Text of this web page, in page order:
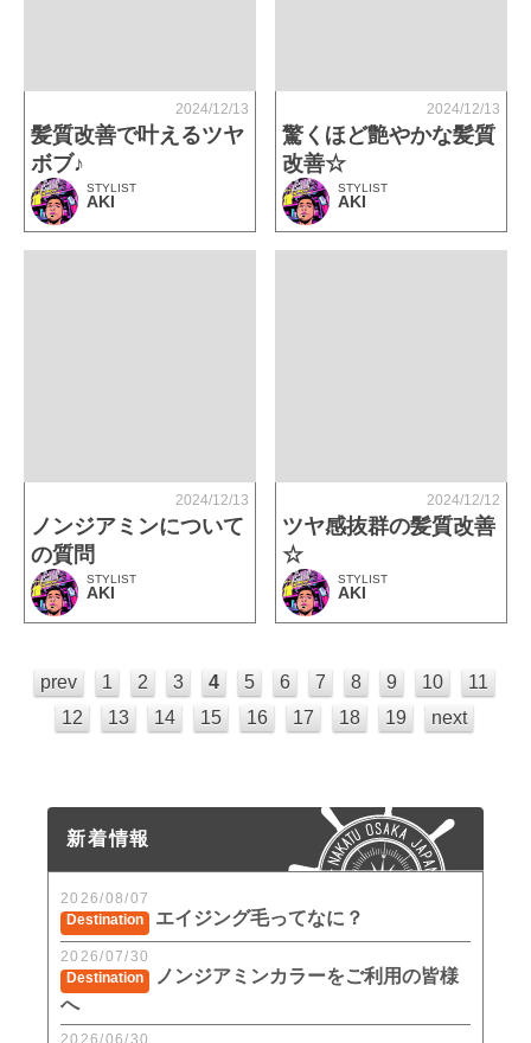
2024/12/13
髪質改善で叶えるツヤ
ボブ♪
STYLIST
AKI
2024/12/13
驚くほど艶やかな髪質
改善☆
STYLIST
AKI
2024/12/13
ノンジアミンについて
の質問
STYLIST
AKI
2024/12/12
ツヤ感抜群の髪質改善
☆
STYLIST
AKI
prev 1 2 3 4 5 6 7 8 9 10
11
12
13 14 15 16 17 18 19 next
新着情報
2026/08/07
Destination
エイジング毛ってなに？
2026/07/30
Destination
ノンジアミンカラーをご利用の皆様
へ